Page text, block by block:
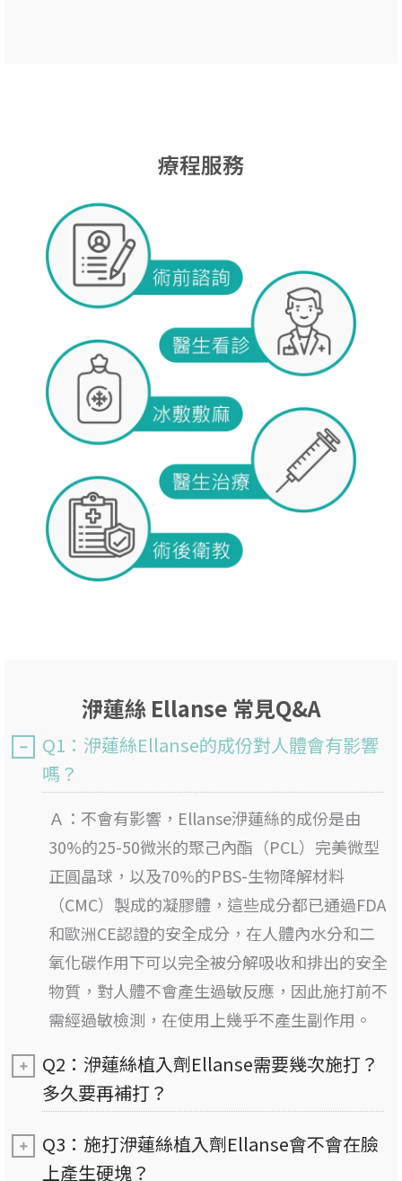
療程服務
洢蓮絲 Ellanse 常見Q&A
Q1：洢蓮絲Ellanse的成份對人體會有影響
嗎？
Ａ： 不會有影響，Ellanse洢蓮絲的成份是由
30%的25-50微米的聚己內酯（PCL）完美微型
正圓晶球，以及70%的PBS-生物降解材料
（CMC）製成的凝膠體，這些成分都已通過FDA
和歐洲CE認證的安全成分，在人體內水分和二
氧化碳作用下可以完全被分解吸收和排出的安全
物質，對人體不會產生過敏反應，因此施打前不
需經過敏檢測，在使用上幾乎不產生副作用。
Q2：洢蓮絲植入劑Ellanse需要幾次施打？
多久要再補打？
Q3：施打洢蓮絲植入劑Ellanse會不會在臉
上產生硬塊？